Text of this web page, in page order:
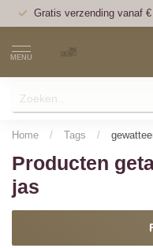
Gratis verzending vanaf
MENU
Home / Tags /
Producten
jas